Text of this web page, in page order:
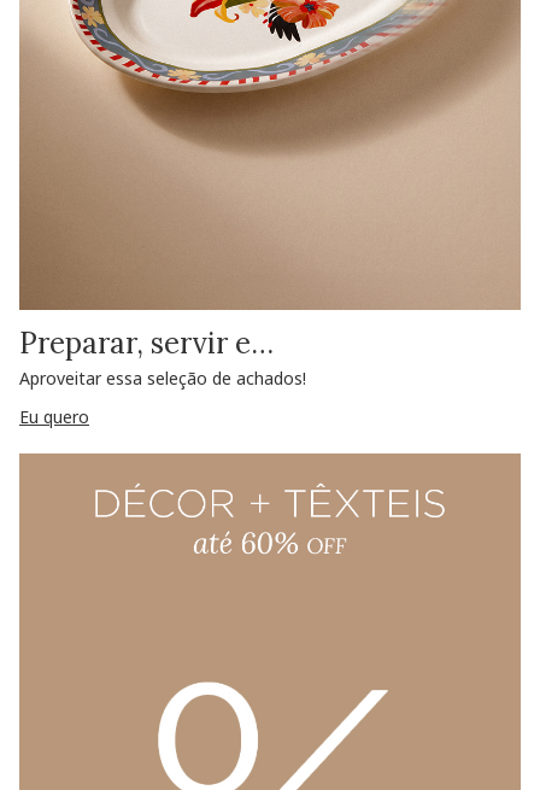
Preparar, servir e…
Aproveitar essa seleção de achados!
Eu quero